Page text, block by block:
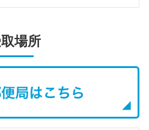
場所